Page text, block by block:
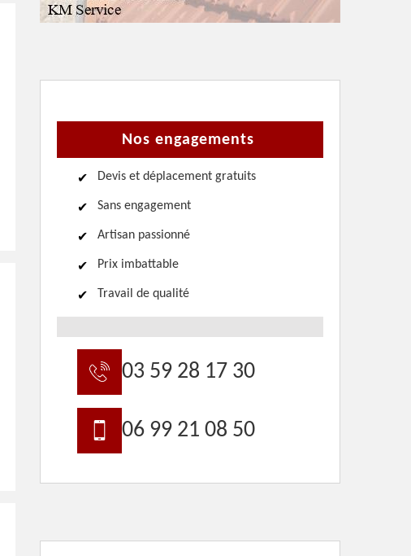
Nos engagements
Devis et déplacement gratuits
Sans engagement
Artisan passionné
Prix imbattable
Travail de qualité
03 59 28 17 30
06 99 21 08 50